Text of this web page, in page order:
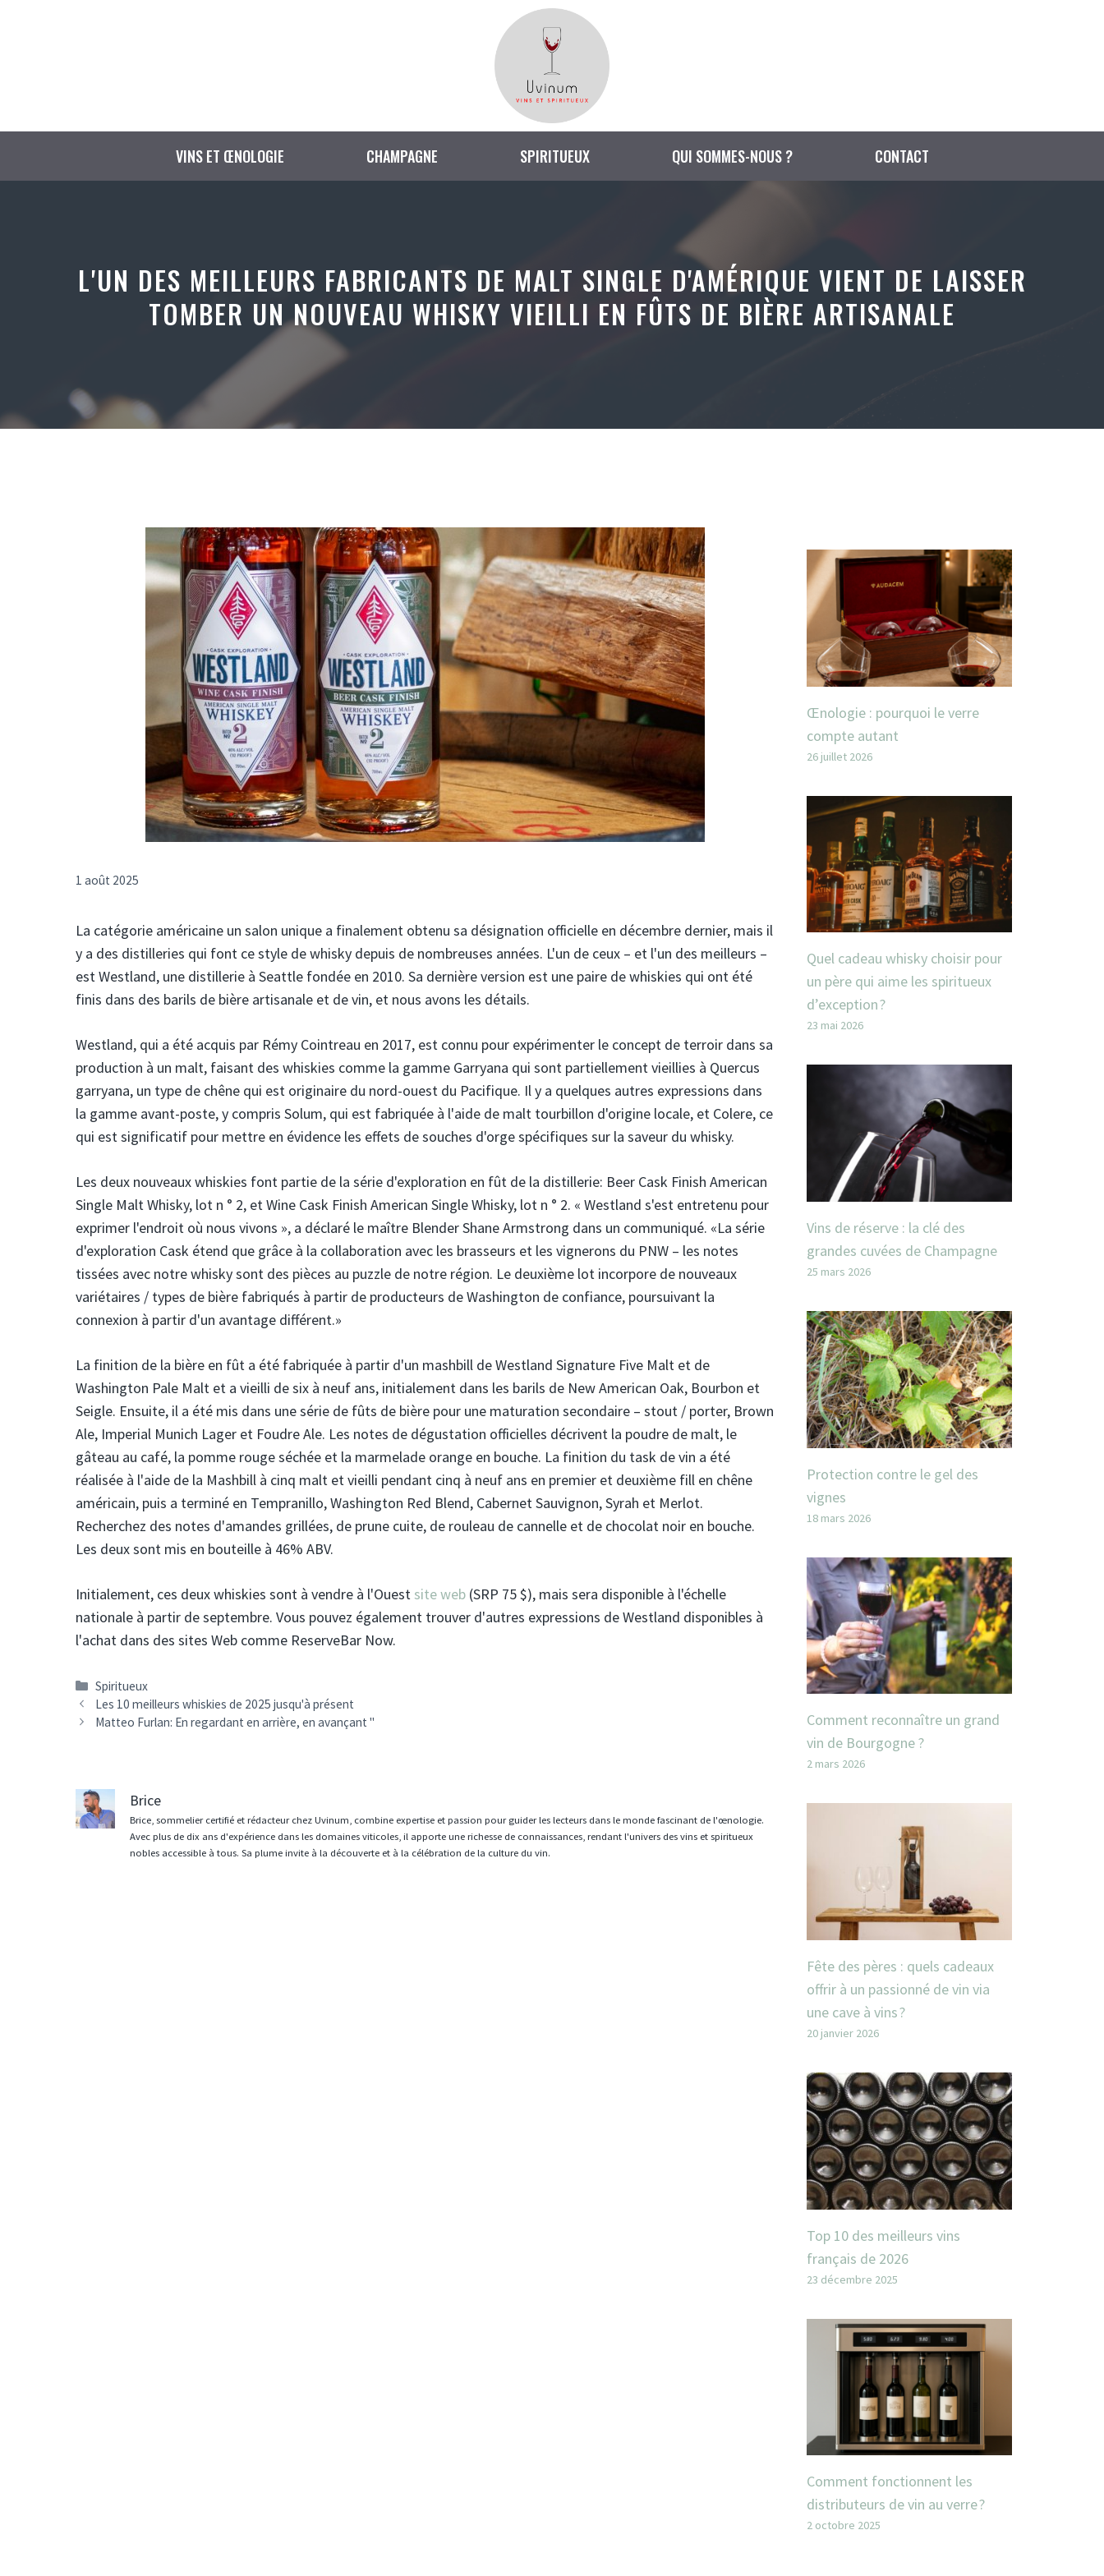
VINS ET ŒNOLOGIE CHAMPAGNE SPIRITUEUX QUI SOMMES-NOUS ? CONTACT
L'UN DES MEILLEURS FABRICANTS DE MALT SINGLE D'AMÉRIQUE VIENT DE LAISSER
TOMBER UN NOUVEAU WHISKY VIEILLI EN FÛTS DE BIÈRE ARTISANALE
1 août 2025
La catégorie américaine un salon unique a finalement obtenu sa désignation officielle en décembre dernier, mais il
y a des distilleries qui font ce style de whisky depuis de nombreuses années. L'un de ceux – et l'un des meilleurs –
est Westland, une distillerie à Seattle fondée en 2010. Sa dernière version est une paire de whiskies qui ont été
finis dans des barils de bière artisanale et de vin, et nous avons les détails.
Westland, qui a été acquis par Rémy Cointreau en 2017, est connu pour expérimenter le concept de terroir dans sa
production à un malt, faisant des whiskies comme la gamme Garryana qui sont partiellement vieillies à Quercus
garryana, un type de chêne qui est originaire du nord-ouest du Pacifique. Il y a quelques autres expressions dans
la gamme avant-poste, y compris Solum, qui est fabriquée à l'aide de malt tourbillon d'origine locale, et Colere, ce
qui est significatif pour mettre en évidence les effets de souches d'orge spécifiques sur la saveur du whisky.
Les deux nouveaux whiskies font partie de la série d'exploration en fût de la distillerie: Beer Cask Finish American
Single Malt Whisky, lot n ° 2, et Wine Cask Finish American Single Whisky, lot n ° 2. « Westland s'est entretenu pour
exprimer l'endroit où nous vivons », a déclaré le maître Blender Shane Armstrong dans un communiqué. «La série
d'exploration Cask étend que grâce à la collaboration avec les brasseurs et les vignerons du PNW – les notes
tissées avec notre whisky sont des pièces au puzzle de notre région. Le deuxième lot incorpore de nouveaux
variétaires / types de bière fabriqués à partir de producteurs de Washington de confiance, poursuivant la
connexion à partir d'un avantage différent.»
La finition de la bière en fût a été fabriquée à partir d'un mashbill de Westland Signature Five Malt et de
Washington Pale Malt et a vieilli de six à neuf ans, initialement dans les barils de New American Oak, Bourbon et
Seigle. Ensuite, il a été mis dans une série de fûts de bière pour une maturation secondaire – stout / porter, Brown
Ale, Imperial Munich Lager et Foudre Ale. Les notes de dégustation officielles décrivent la poudre de malt, le
gâteau au café, la pomme rouge séchée et la marmelade orange en bouche. La finition du task de vin a été
réalisée à l'aide de la Mashbill à cinq malt et vieilli pendant cinq à neuf ans en premier et deuxième fill en chêne
américain, puis a terminé en Tempranillo, Washington Red Blend, Cabernet Sauvignon, Syrah et Merlot.
Recherchez des notes d'amandes grillées, de prune cuite, de rouleau de cannelle et de chocolat noir en bouche.
Les deux sont mis en bouteille à 46% ABV.
Initialement, ces deux whiskies sont à vendre à l'Ouest site web (SRP 75 $), mais sera disponible à l'échelle
nationale à partir de septembre. Vous pouvez également trouver d'autres expressions de Westland disponibles à
l'achat dans des sites Web comme ReserveBar Now.
Catégories
Spiritueux
Navigation
des
Les 10 meilleurs whiskies de 2025 jusqu'à présent
Matteo Furlan: En regardant en arrière, en avançant ''
Brice
Brice, sommelier certifié et rédacteur chez Uvinum, combine expertise et passion pour guider les lecteurs dans le monde fascinant de l'œnologie.
Avec plus de dix ans d'expérience dans les domaines viticoles, il apporte une richesse de connaissances, rendant l'univers des vins et spiritueux
nobles accessible à tous. Sa plume invite à la découverte et à la célébration de la culture du vin.
Œnologie : pourquoi le verre
compte autant
26 juillet 2026
Quel cadeau whisky choisir pour
un père qui aime les spiritueux
d’exception ?
23 mai 2026
Vins de réserve : la clé des
grandes cuvées de Champagne
25 mars 2026
Protection contre le gel des
vignes
18 mars 2026
Comment reconnaître un grand
vin de Bourgogne ?
2 mars 2026
Fête des pères : quels cadeaux
offrir à un passionné de vin via
une cave à vins ?
20 janvier 2026
Top 10 des meilleurs vins
français de 2026
23 décembre 2025
Comment fonctionnent les
distributeurs de vin au verre ?
2 octobre 2025